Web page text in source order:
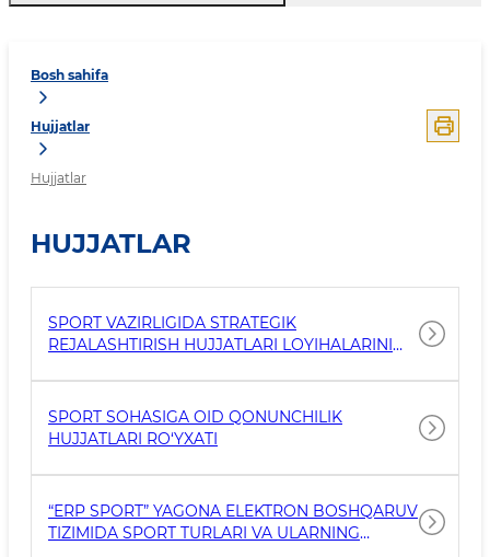
Bosh sahifa
Hujjatlar
Hujjatlar
HUJJATLAR
SPORT VAZIRLIGIDA STRATEGIK
REJALASHTIRISH HUJJATLARI LOYIHALARINI
MUTAXASSISLARIDAN IBORAT ISHCHI GURUHI
HAQIDA MA’LUMOT
SPORT SOHASIGA OID QONUNCHILIK
HUJJATLARI RO‘YXATI
“ERP SPORT” YAGONA ELEKTRON BOSHQARUV
TIZIMIDA SPORT TURLARI VA ULARNING